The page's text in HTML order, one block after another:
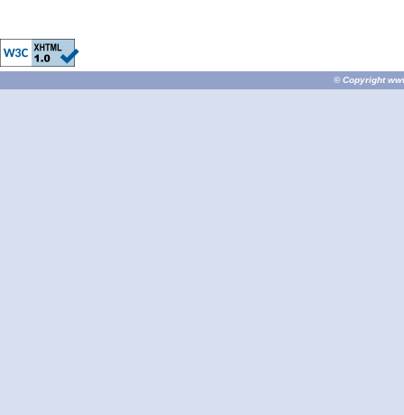
© Copyright